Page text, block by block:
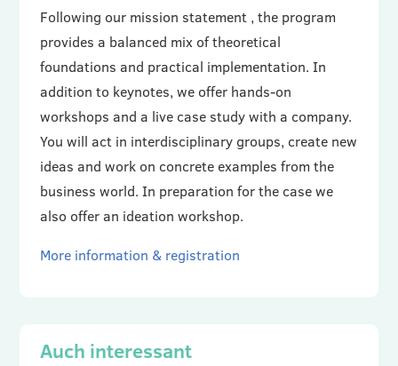
Following our mission statement , the program
provides a balanced mix of theoretical
foundations and practical implementation. In
addition to keynotes, we offer hands-on
workshops and a live case study with a company.
You will act in interdisciplinary groups, create new
ideas and work on concrete examples from the
business world. In preparation for the case we
also offer an ideation workshop.
More information & registration
Auch interessant